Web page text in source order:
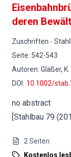
deren
Zuschriften -
Seite: 542-543
Autoren: Gläßer, K.
DOI : 10.1002/
no abstract
[Stahlbau 79
2 Seiten
Kostenlos